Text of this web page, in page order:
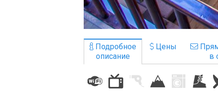
Подробное
описание
Цены
в
Долгосрочная аренда